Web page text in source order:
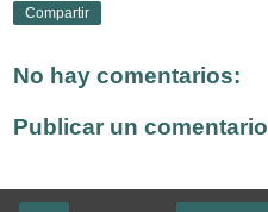
Compartir
No hay comentarios:
Publicar un comentario